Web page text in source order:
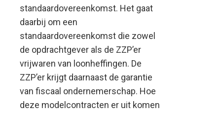
standaardovereenkomst. Het gaat
daarbij om een
standaardovereenkomst die zowel
de opdrachtgever als de ZZP’er
vrijwaren van loonheffingen. De
ZZP’er krijgt daarnaast de garantie
van fiscaal ondernemerschap. Hoe
deze modelcontracten er uit komen